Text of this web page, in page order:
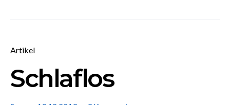
Artikel
Schlaflos